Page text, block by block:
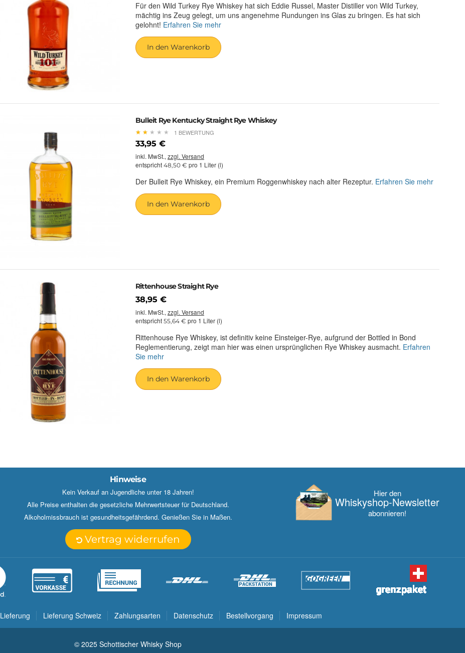
Für den Wild Turkey Rye Whiskey hat sich Eddie Russel, Master Distiller von Wild Turkey,
mächtig ins Zeug gelegt, um uns angenehme Rundungen ins Glas zu bringen. Es hat sich
gelohnt! Erfahren Sie mehr
In den Warenkorb
Bulleit Rye Kentucky Straight Rye Whiskey
★ ★ ★ ★ ★
★ ★ ★ ★ ★ 1 BEWERTUNG
33,95 €
inkl. MwSt., zzgl. Versand
entspricht 48,50 € pro 1 Liter (l)
Der Bulleit Rye Whiskey, ein Premium Roggenwhiskey nach alter Rezeptur. Erfahren Sie mehr
In den Warenkorb
Rittenhouse Straight Rye
38,95 €
inkl. MwSt., zzgl. Versand
entspricht 55,64 € pro 1 Liter (l)
Rittenhouse Rye Whiskey, ist definitiv keine Einsteiger-Rye, aufgrund der Bottled in Bond
Reglementierung, zeigt man hier was einen ursprünglichen Rye Whiskey ausmacht. Erfahren
Sie mehr
In den Warenkorb
Hinweise
Kein Verkauf an Jugendliche unter 18 Jahren!
Alle Preise enthalten die gesetzliche Mehrwertsteuer für Deutschland.
Alkoholmissbrauch ist gesundheitsgefährdend. Genießen Sie in Maßen.
Hier den
Whisky­shop-Newsletter
abonnieren!
Vertrag widerrufen
Lieferung Lieferung Schweiz Zahlungsarten Datenschutz Bestellvorgang Impressum
© 2025 Schottischer Whisky Shop